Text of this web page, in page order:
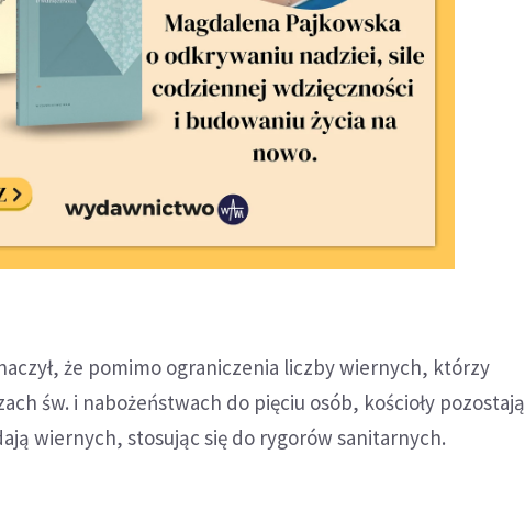
że pomimo ograniczenia liczby wiernych, którzy
św. i nabożeństwach do pięciu osób, kościoły pozostają
wiernych, stosując się do rygorów sanitarnych.